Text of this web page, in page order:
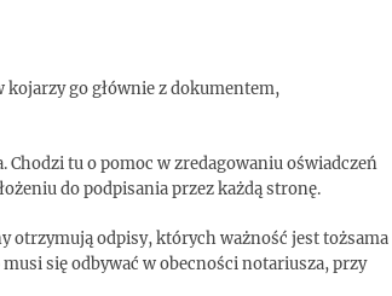
go głównie z dokumentem,
tu o pomoc w zredagowaniu oświadczeń
do podpisania przez każdą stronę.
otrzymują odpisy, których ważność jest tożsama
się odbywać w obecności notariusza, przy